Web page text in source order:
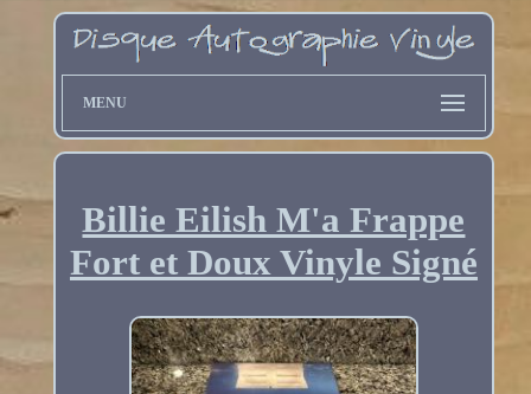
MENU
Billie Eilish M'a Frappe
Fort et Doux Vinyle Signé